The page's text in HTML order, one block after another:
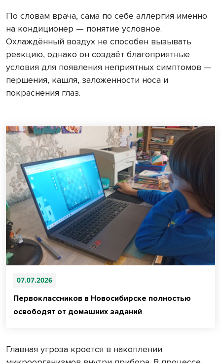
По словам врача, сама по себе аллергия именно
на кондиционер — понятие условное.
Охлаждённый воздух не способен вызывать
реакцию, однако он создаёт благоприятные
условия для появления неприятных симптомов —
першения, кашля, заложенности носа и
покраснения глаз.
07.07.2026
Первоклассников в Новосибирске полностью
освободят от домашних заданий
Главная угроза кроется в накоплении